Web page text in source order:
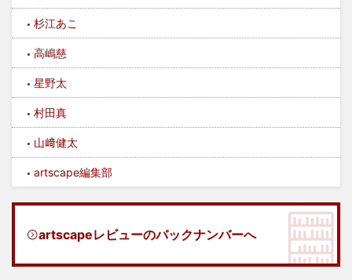
杉江あこ
高嶋慈
星野太
村田真
山﨑健太
artscape編集部
artscapeレビューのバックナンバーへ